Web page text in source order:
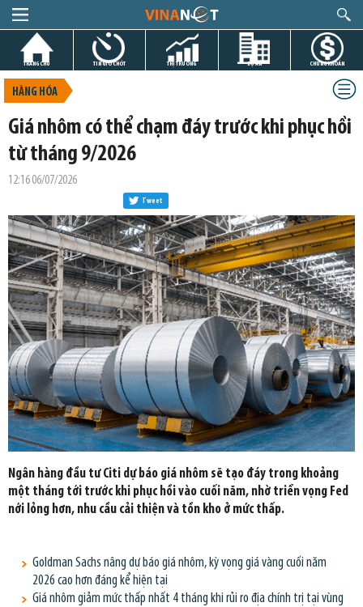
TRANG CHỦ TIN GIỜ CHÓT THỊ TRƯỜNG DỰ ÁN CHỨNG KHOÁN
HÀNG HÓA
Giá nhôm có thể chạm đáy trước khi phục hồi
từ tháng 9/2026
12:16 06/07/2026
Tweet
Ngân hàng đầu tư Citi dự báo giá nhôm sẽ tạo đáy trong khoảng
một tháng tới trước khi phục hồi vào cuối năm, nhờ triển vọng Fed
nới lỏng hơn, nhu cầu cải thiện và tồn kho ở mức thấp.
Goldman Sachs nâng dự báo giá nhôm, kỳ vọng giá vàng cuối năm
2026 cao hơn đáng kể hiện tại
Giá nhôm giảm mức thấp nhất 4 tháng khi rủi ro địa chính trị tại vùng